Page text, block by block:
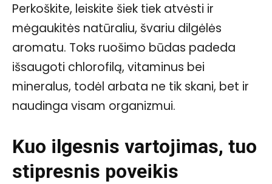
Perkoškite, leiskite šiek tiek atvėsti ir
mėgaukitės natūraliu, švariu dilgėlės
aromatu. Toks ruošimo būdas padeda
išsaugoti chlorofilą, vitaminus bei
mineralus, todėl arbata ne tik skani, bet ir
naudinga visam organizmui.
Kuo ilgesnis vartojimas, tuo
stipresnis poveikis